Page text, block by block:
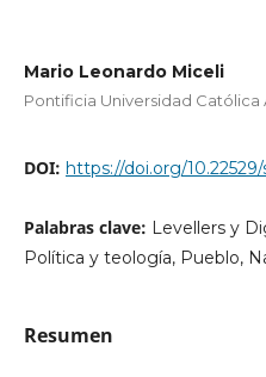
Mario Leonardo Miceli
Pontificia Universidad Católica
DOI: https://doi.org/10.22529/
Palabras clave: Levellers y
Política y teología, Pueblo,
Resumen